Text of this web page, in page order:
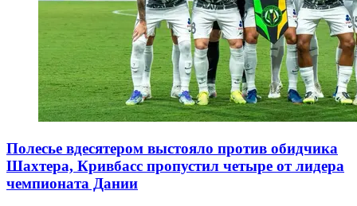
Полесье вдесятером выстояло против обидчика
Шахтера, Кривбасс пропустил четыре от лидера
чемпионата Дании